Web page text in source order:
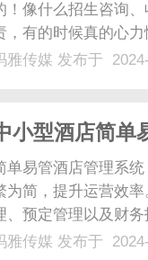
！像什么招生咨询
，有的时候真的心
这个校管家教务管
雅传媒 发布于
小型酒店简单
单易管酒店管理系
为简，提升运营效
、预定管理以及财
位需求。...
雅传媒 发布于